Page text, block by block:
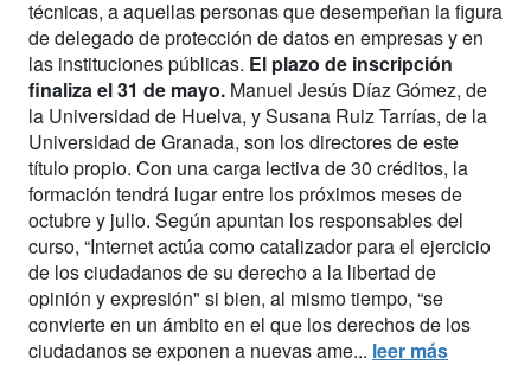
técnicas, a aquellas personas que desempeñan la figura
de delegado de protección de datos en empresas y en
las instituciones públicas. El plazo de inscripción
finaliza el 31 de mayo. Manuel Jesús Díaz Gómez, de
la Universidad de Huelva, y Susana Ruiz Tarrías, de la
Universidad de Granada, son los directores de este
título propio. Con una carga lectiva de 30 créditos, la
formación tendrá lugar entre los próximos meses de
octubre y julio. Según apuntan los responsables del
curso, “Internet actúa como catalizador para el ejercicio
de los ciudadanos de su derecho a la libertad de
opinión y expresión" si bien, al mismo tiempo, “se
convierte en un ámbito en el que los derechos de los
ciudadanos se exponen a nuevas ame... leer más